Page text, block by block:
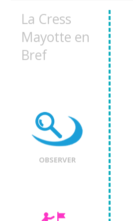
La Cress
Mayotte en
Bref
OBSERVER